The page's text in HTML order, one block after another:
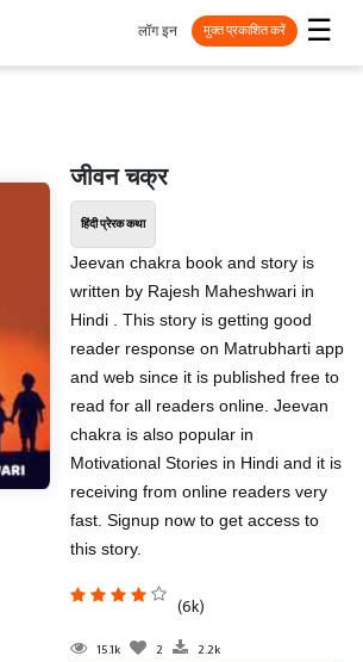
☰
लॉग इन मुक्त प्रकाशित करें
जीवन चक्र
हिंदी प्रेरक कथा
Jeevan chakra book and story is
written by Rajesh Maheshwari in
Hindi . This story is getting good
reader response on Matrubharti app
and web since it is published free to
read for all readers online. Jeevan
chakra is also popular in
Motivational Stories in Hindi and it is
receiving from online readers very
fast. Signup now to get access to
this story.
(6k)
15.1k 2 2.2k